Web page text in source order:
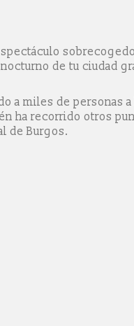
de tu ciudad
a miles de personas a
ha recorrido otros
de Burgos.